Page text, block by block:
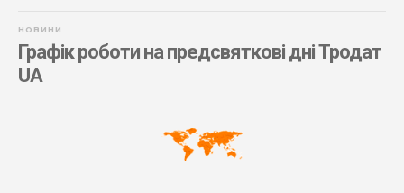
НОВИНИ
Графік роботи на предсвяткові дні Тродат
UA